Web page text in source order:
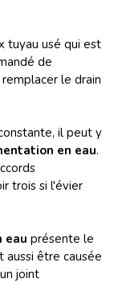
tuyau usé qui est
de
le drain
il peut y
en eau.
trois si l'évier
eau présente le
aussi être causée
joint